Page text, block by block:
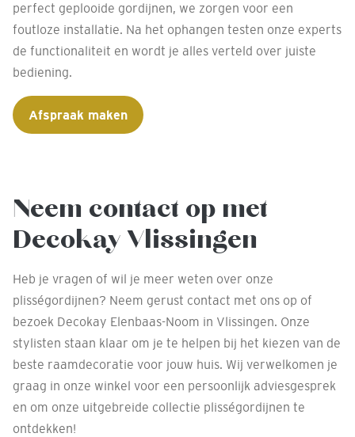
perfect geplooide gordijnen, we zorgen voor een
foutloze installatie. Na het ophangen testen onze experts
de functionaliteit en wordt je alles verteld over juiste
bediening.
Afspraak maken
Neem contact op met
Decokay Vlissingen
Heb je vragen of wil je meer weten over onze
plisségordijnen? Neem gerust contact met ons op of
bezoek Decokay Elenbaas-Noom in Vlissingen. Onze
stylisten staan klaar om je te helpen bij het kiezen van de
beste raamdecoratie voor jouw huis. Wij verwelkomen je
graag in onze winkel voor een persoonlijk adviesgesprek
en om onze uitgebreide collectie plisségordijnen te
ontdekken!